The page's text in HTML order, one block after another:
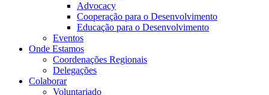
Advocacy
Cooperação para o Desenvolvimento
Educação para o Desenvolvimento
Eventos
Onde Estamos
Coordenações Regionais
Delegações
Colaborar
Voluntariado